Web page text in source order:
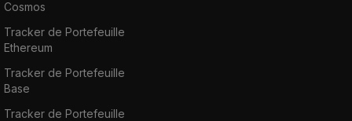
Cosmos
Tracker de Portefeuille
Ethereum
Tracker de Portefeuille
Base
Tracker de Portefeuille